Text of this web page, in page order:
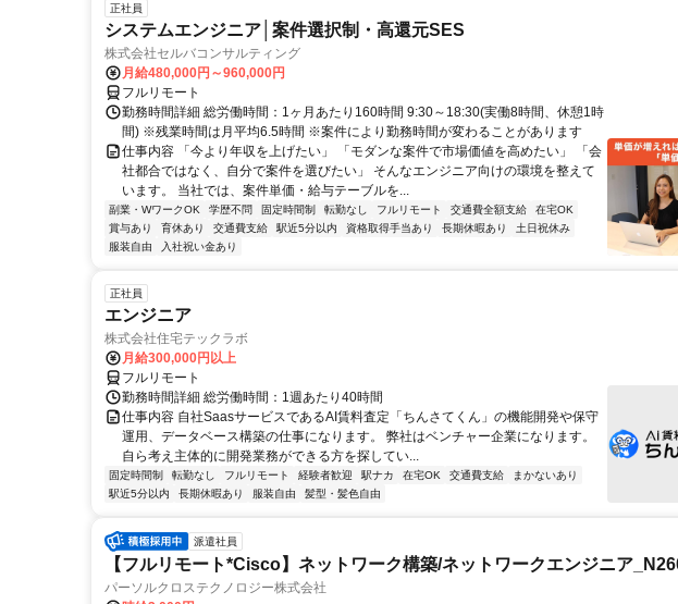
正社員
システムエンジニア│案件選択制・高還元SES
株式会社セルバコンサルティング
月給480,000円～960,000円
フルリモート
勤務時間詳細 総労働時間：1ヶ月あたり160時間 9:30～18:30(実働8時間、休憩1時
間) ※残業時間は月平均6.5時間 ※案件により勤務時間が変わることがあります
仕事内容 「今より年収を上げたい」 「モダンな案件で市場価値を高めたい」 「会
社都合ではなく、自分で案件を選びたい」 そんなエンジニア向けの環境を整えて
います。 当社では、案件単価・給与テーブルを...
副業・WワークOK 学歴不問 固定時間制 転勤なし フルリモート 交通費全額支給
在宅OK
賞与あり
育休あり 交通費支給 駅近5分以内 資格取得手当あり 長期休暇あり
土日祝休み
服装自由
入社祝い金あり
正社員
エンジニア
株式会社住宅テックラボ
月給300,000円以上
フルリモート
勤務時間詳細 総労働時間：1週あたり40時間
仕事内容 自社SaasサービスであるAI賃料査定「ちんさてくん」の機能開発や保守
運用、データベース構築の仕事になります。 弊社はベンチャー企業になります。
自ら考え主体的に開発業務ができる方を探してい...
固定時間制 転勤なし フルリモート 経験者歓迎 駅ナカ 在宅OK 交通費支給
まかないあり
駅近5分以内
長期休暇あり 服装自由 髪型・髪色自由
派遣社員
【フルリモート*Cisco】ネットワーク構築/ネットワークエンジニア
パーソルクロステクノロジー株式会社